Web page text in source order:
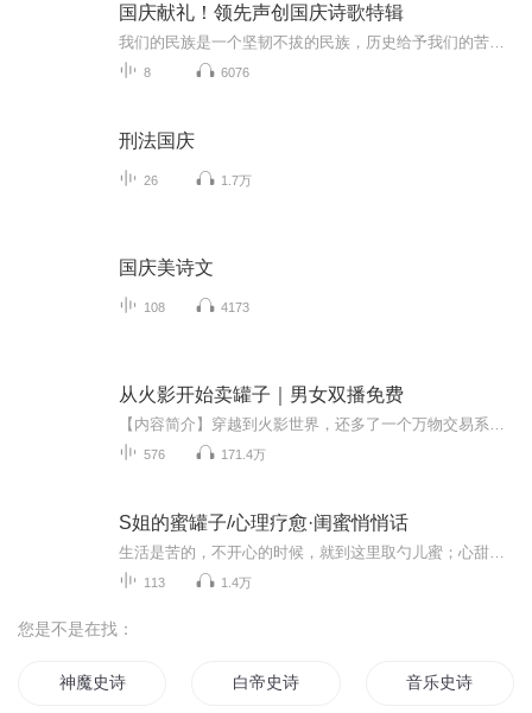
国庆献礼！领先声创国庆诗歌特辑
8 6076
刑法国庆
26 1.7万
国庆美诗文
108 4173
从火影开始卖罐子｜男女双播免费
576 171.4万
S姐的蜜罐子/心理疗愈·闺蜜悄悄话
113 1.4万
您是不是在找：
神魔史诗 白帝史诗 音乐史诗